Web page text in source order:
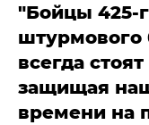
"Бойцы 425-
штурмового
всегда
защищая
времени на